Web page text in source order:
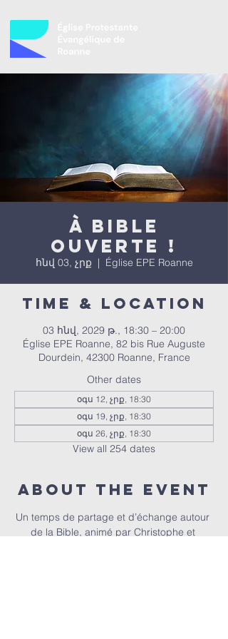
À bible
ouverte !
հնվ 03, չրք
  |
Église EPE Roanne
Time & Location
03 հնվ, 2029 թ., 18:30 – 20:00
Église EPE Roanne, 82 bis Rue Auguste
Dourdein, 42300 Roanne, France
Other dates
օգս 12, չրք, 18:30
օգս 19, չրք, 18:30
օգս 26, չրք, 18:30
View all 254 dates
About the event
Un temps de partage et d’échange autour
de la Bible, animé par Christophe et